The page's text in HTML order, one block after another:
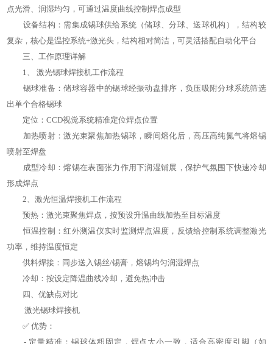
点光滑、润湿均匀，可通过温度曲线控制焊点成型
设备结构：需集成锡球供给系统（储球、分球、送球机构），结构较
复杂，核心是温控系统+激光头，结构相对简洁，可灵活搭配自动化平台
三、工作原理详解
1、 激光锡球焊接机工作流程
锡球准备：储球容器中的锡球经振动盘排序，负压吸附分球系统筛选
出单个合格锡球
定位：CCD视觉系统精准定位焊点位置
加热喷射：激光束聚焦加热锡球，瞬间熔化后，高压高纯氮气将熔锡
喷射至焊盘
成型冷却：熔锡在表面张力作用下润湿铺展，保护气氛围下快速冷却
形成焊点
2、激光恒温焊接机工作流程
预热：激光束聚焦焊点，按预设升温曲线加热至目标温度
恒温控制：红外测温仪实时监测焊点温度，反馈给控制系统调整激光
功率，维持温度恒定
供料焊接：同步送入锡丝/锡膏，熔锡均匀润湿焊点
冷却：按设定降温曲线冷却，避免热冲击
四、优缺点对比
激光锡球焊接机
✅ 优势：
- 定量精准：锡球体积固定，焊点大小一致，适合高密度引脚（如